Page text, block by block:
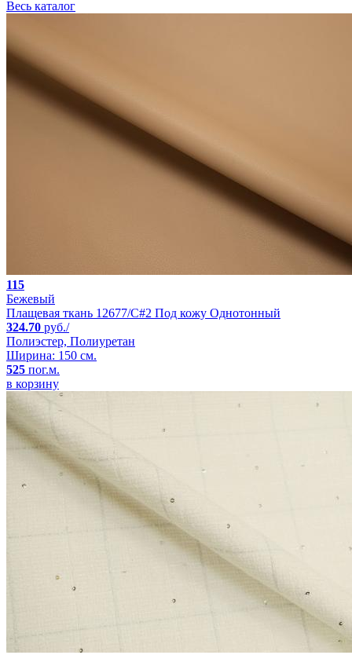
Весь каталог
115
Бежевый
Плащевая ткань 12677/C#2 Под кожу Однотонный
324.70 руб./
Полиэстер, Полиуретан
Ширина: 150 см.
525 пог.м.
в корзину